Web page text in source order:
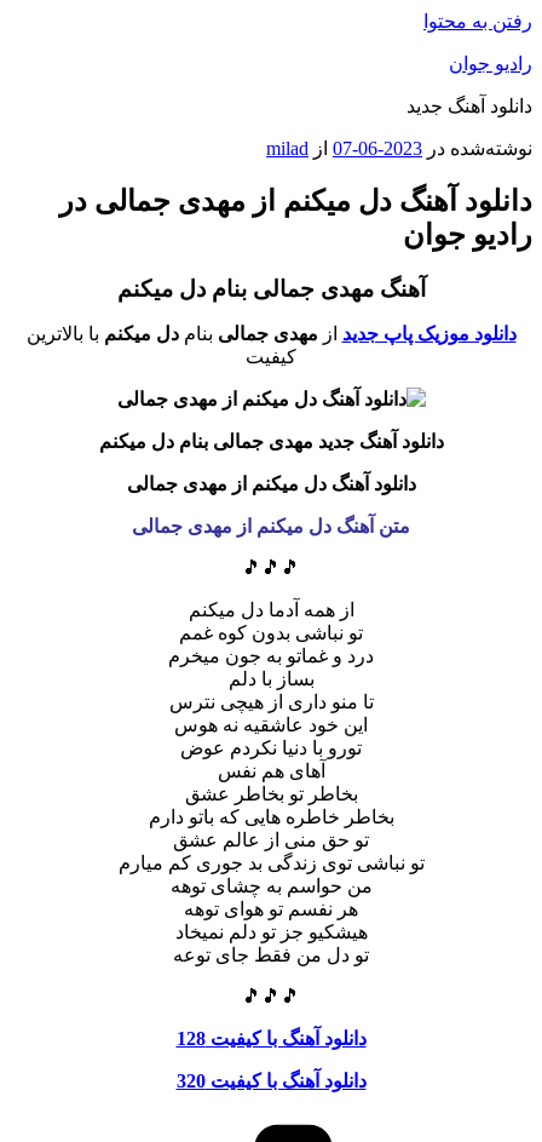
رفتن به محتوا
رادیو جوان
دانلود آهنگ جدید
نوشته‌شده در 2023-06-07 از milad
دانلود آهنگ دل میکنم از مهدی جمالی در
رادیو جوان
آهنگ مهدی جمالی بنام دل میکنم
دانلود موزیک پاپ جدید از مهدی جمالی بنامدل میکنم با بالاترین
کیفیت
دانلود آهنگ جدید مهدی جمالی بنام دل میکنم
دانلود آهنگ دل میکنم از مهدی جمالی
متن آهنگ دل میکنم از مهدی جمالی
🎵🎵🎵
از همه آدما دل میکنم
تو نباشی بدون کوه غمم
درد و غماتو به جون میخرم
بساز با دلم
تا منو داری از هیچی نترس
این خود عاشقیه نه هوس
تورو با دنیا نکردم عوض
آهای هم نفس
بخاطر تو بخاطر عشق
بخاطر خاطره هایی که باتو دارم
تو حق منی از عالم عشق
تو نباشی توی زندگی بد جوری کم میارم
من حواسم به چشای توهه
هر نفسم تو هوای توهه
هیشکیو جز تو دلم نمیخاد
تو دل من فقط جای توعه
🎵🎵🎵
دانلود آهنگ با کیفیت 128
دانلود آهنگ با کیفیت 320